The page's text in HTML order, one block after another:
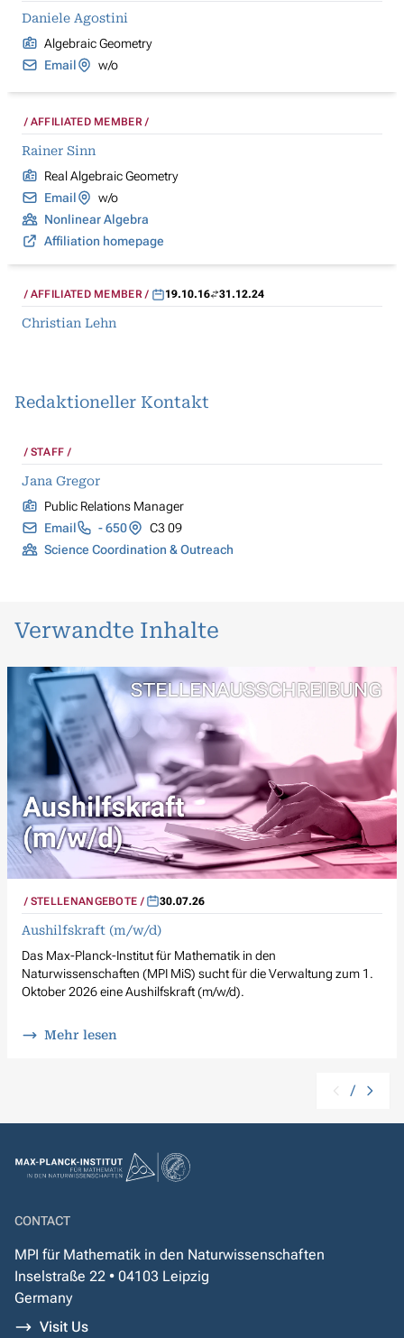
Daniele Agostini
Algebraic Geometry
Email
w/o
AFFILIATED MEMBER
Rainer Sinn
Real Algebraic Geometry
Email
w/o
Nonlinear Algebra
Affiliation homepage
AFFILIATED MEMBER 19.10.16 31.12.24
Christian Lehn
Redaktioneller Kontakt
STAFF
Jana Gregor
Public Relations Manager
Email
- 650
C3 09
Science Coordination & Outreach
Verwandte Inhalte
STELLENANGEBOTE 30.07.26
Aushilfskraft (m/w/d)
Das Max-Planck-Institut für Mathematik in den
Naturwissenschaften (MPI MiS) sucht für die Verwaltung zum 1.
Oktober 2026 eine Aushilfskraft (m/w/d).
Mehr lesen
/
CONTACT
MPI für Mathematik in den Naturwissenschaften
Inselstraße 22 • 04103 Leipzig
Germany
Visit Us